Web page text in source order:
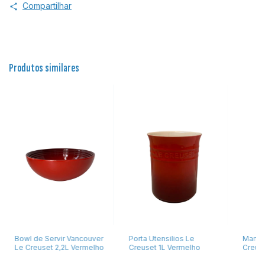
Compartilhar
Produtos similares
Bowl de Servir Vancouver
Le Creuset 2,2L Vermelho
Porta Utensilios Le
Creuset 1L Vermelho